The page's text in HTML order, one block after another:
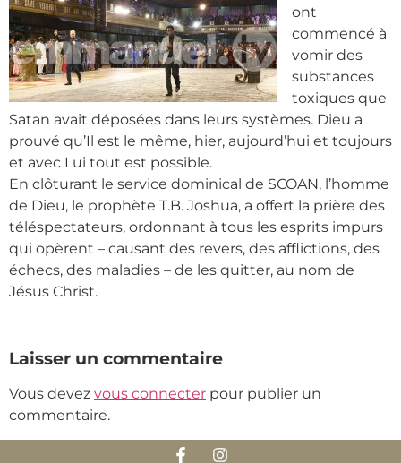
ont
commencé à
vomir des
substances
toxiques que
Satan avait déposées dans leurs systèmes. Dieu a
prouvé qu’Il est le même, hier, aujourd’hui et toujours
et avec Lui tout est possible.
En clôturant le service dominical de SCOAN, l’homme
de Dieu, le prophète T.B. Joshua, a offert la prière des
téléspectateurs, ordonnant à tous les esprits impurs
qui opèrent – causant des revers, des afflictions, des
échecs, des maladies – de les quitter, au nom de
Jésus Christ.
Laisser un commentaire
Vous devez vous connecter pour publier un
commentaire.